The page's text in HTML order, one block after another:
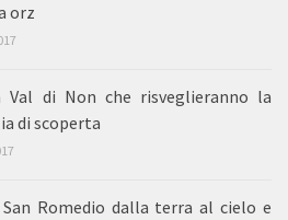
orz
di Non che risveglieranno la
di scoperta
San Romedio dalla terra al cielo e